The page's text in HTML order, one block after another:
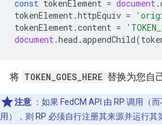
const tokenElement = document.
tokenElement.httpEquiv =
tokenElement.content =
document.head .appendChild(
将 TOKEN_GOES_HERE 替换为您自
注意 ：如果 FedCM API 由 RP 调用（
用），则 RP 必须自行注册其来源并运行其